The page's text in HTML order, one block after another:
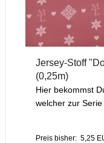
Jersey-Stoff
(0,25m)
Hier bekommst
welcher zur Serie
Preis bisher: 5,25